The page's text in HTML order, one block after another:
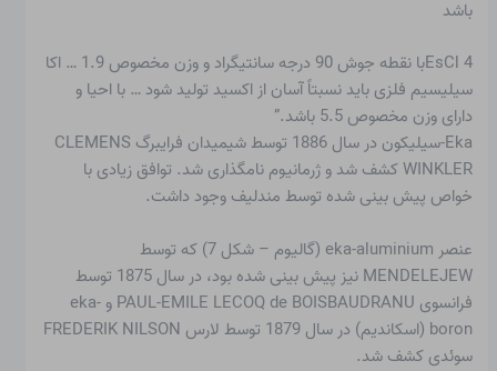
باشد
EsCl 4با نقطه جوش 90 درجه سانتیگراد و وزن مخصوص 1.9 … اکا
سیلیسیم فلزی باید نسبتاً آسان از اکسید تولید شود … با احیا و
دارای وزن مخصوص 5.5 باشد.”
Eka-سیلیکون در سال 1886 توسط شیمیدان فرایبرگ CLEMENS
WINKLER کشف شد و ژرمانیوم نامگذاری شد. توافق زیادی با
خواص پیش بینی شده توسط مندلیف وجود داشت.
عنصر eka-aluminium (گالیوم – شکل 7) که توسط
MENDELEJEW نیز پیش بینی شده بود، در سال 1875 توسط
فرانسوی PAUL-EMILE LECOQ de BOISBAUDRANU و eka-
boron (اسکاندیم) در سال 1879 توسط لارس FREDERIK NILSON
سوئدی کشف شد.